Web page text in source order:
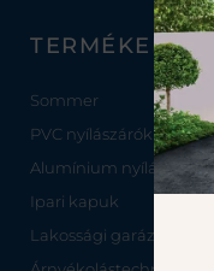
TERMÉKEINK
Sommer
PVC nyílászárók
Alumínium nyílászárók
Ipari kapuk
Lakossági garázskapuk